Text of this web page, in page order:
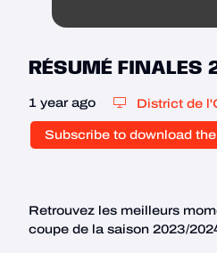
RÉSUMÉ
1 year ago District de
Subscribe to download
Retrouvez les meilleurs
coupe de la saison 2023/